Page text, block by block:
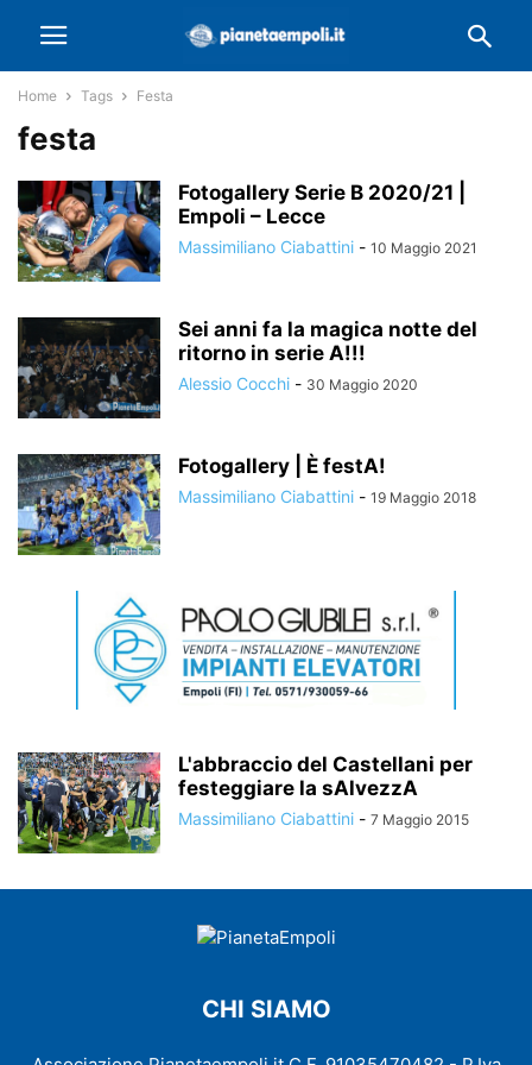
Home Tags Festa
festa
Fotogallery Serie B 2020/21 |
Empoli – Lecce
Massimiliano Ciabattini - 10 Maggio 2021
Sei anni fa la magica notte del
ritorno in serie A!!!
Alessio Cocchi - 30 Maggio 2020
Fotogallery | È festA!
Massimiliano Ciabattini - 19 Maggio 2018
L'abbraccio del Castellani per
festeggiare la sAlvezzA
Massimiliano Ciabattini - 7 Maggio 2015
CHI SIAMO